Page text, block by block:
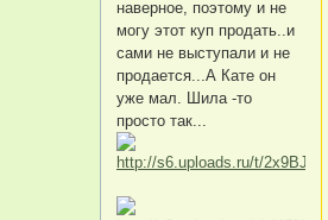
наверное, поэтому и не
могу этот куп продать..и
сами не выступали и не
продается...А Кате он
уже мал. Шила -то
просто так...